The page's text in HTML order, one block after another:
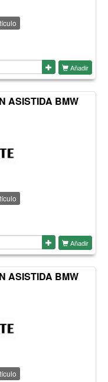
Añadir
ASISTIDA BMW
Añadir
ASISTIDA BMW